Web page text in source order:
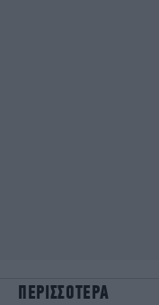
ΠΕΡΙΣΣΟΤΕΡΑ